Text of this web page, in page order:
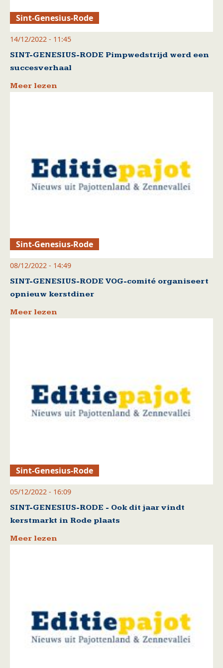
Sint-Genesius-Rode
14/12/2022 - 11:45
SINT-GENESIUS-RODE Pimpwedstrijd werd een
succesverhaal
Meer lezen
Sint-Genesius-Rode
08/12/2022 - 14:49
SINT-GENESIUS-RODE VOG-comité organiseert
opnieuw kerstdiner
Meer lezen
Sint-Genesius-Rode
05/12/2022 - 16:09
SINT-GENESIUS-RODE - Ook dit jaar vindt
kerstmarkt in Rode plaats
Meer lezen